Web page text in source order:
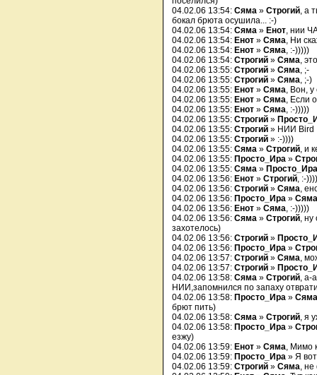
04.02.06 13:54: Сяма » Строгий, а
бокал брюта осушила... :-)
04.02.06 13:54: Сяма » Енот, нии
04.02.06 13:54: Енот » Сяма, Ни
04.02.06 13:54: Енот » Сяма, :-)))))
04.02.06 13:54: Строгий » Сяма,
04.02.06 13:55: Строгий » Сяма, ;-
04.02.06 13:55: Строгий » Сяма, ;-)
04.02.06 13:55: Енот » Сяма, Вон, у
04.02.06 13:55: Енот » Сяма, Если
04.02.06 13:55: Енот » Сяма, :-)))))
04.02.06 13:55: Строгий »
04.02.06 13:55: Строгий » НИИ Bird
04.02.06 13:55: Строгий » :-))))
04.02.06 13:55: Сяма » Строгий, и
04.02.06 13:55: Просто_Ира »
04.02.06 13:55: Сяма » Просто_Ира
04.02.06 13:56: Енот » Строгий, :-
04.02.06 13:56: Строгий » Сяма,
04.02.06 13:56: Просто_Ира » Сяма
04.02.06 13:56: Енот » Сяма, :-)))))
04.02.06 13:56: Сяма » Строгий, ну
захотелось)
04.02.06 13:56: Строгий »
04.02.06 13:56: Просто_Ира »
04.02.06 13:57: Строгий » Сяма,
04.02.06 13:57: Строгий »
04.02.06 13:58: Сяма » Строгий, а-
НИИ,запомнился по запаху
04.02.06 13:58: Просто_Ира » Сяма
брют пить)
04.02.06 13:58: Сяма » Строгий, я
04.02.06 13:58: Просто_Ира »
езжу)
04.02.06 13:59: Енот » Сяма, Мимо
04.02.06 13:59: Просто_Ира » Я
04.02.06 13:59: Строгий » Сяма, не